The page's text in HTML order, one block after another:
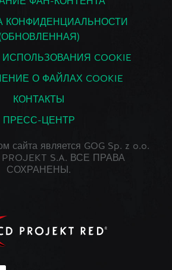
ФАН-КОНТЕНТА
КОНФИДЕНЦИАЛЬНОСТИ
COOKIE
О ФАЙЛАХ COOKIE
КОНТАКТЫ
ПРЕСС-ЦЕНТР
сайта является GOG Sp. z o.o.
PROJEKT S.A. ВСЕ ПРАВА
СОХРАНЕНЫ.